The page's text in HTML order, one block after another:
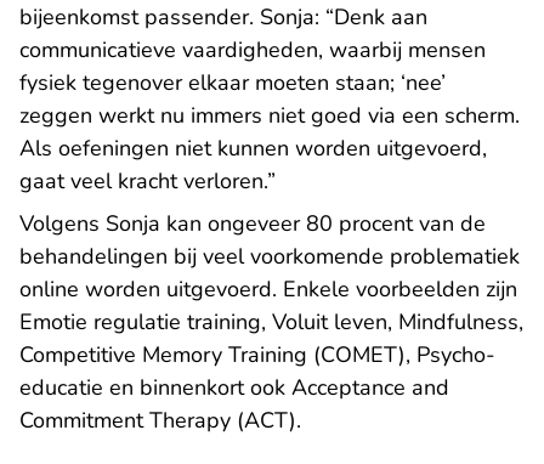
bijeenkomst passender. Sonja: “Denk aan
communicatieve vaardigheden, waarbij mensen
fysiek tegenover elkaar moeten staan; ‘nee’
zeggen werkt nu immers niet goed via een scherm.
Als oefeningen niet kunnen worden uitgevoerd,
gaat veel kracht verloren.”
Volgens Sonja kan ongeveer 80 procent van de
behandelingen bij veel voorkomende problematiek
online worden uitgevoerd. Enkele voorbeelden zijn
Emotie regulatie training, Voluit leven, Mindfulness,
Competitive Memory Training (COMET), Psycho-
educatie en binnenkort ook Acceptance and
Commitment Therapy (ACT).